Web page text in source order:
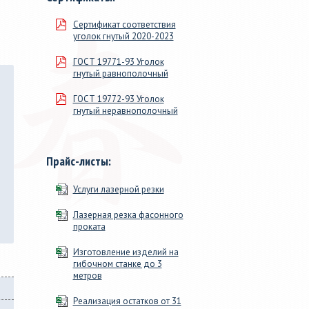
в
для
15 до 219х9, от 20х20х1 до
160х160х9.
Сертификат соответствия
уголок гнутый 2020-2023
ГОСТ 19771-93 Уголок
гнутый равнополочный
ГОСТ 19772-93 Уголок
гнутый неравнополочный
Прайс-листы:
Услуги лазерной резки
Лазерная резка фасонного
проката
Изготовление изделий на
гибочном станке до 3
метров
Реализация остатков от 31